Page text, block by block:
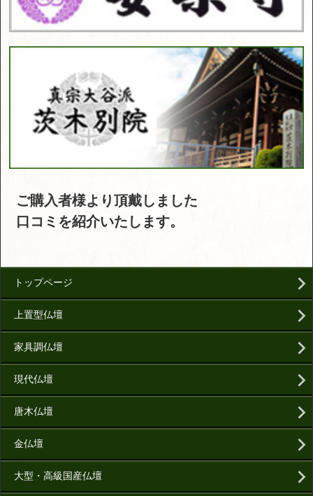
ご購入者様より頂戴しました
口コミを紹介いたします。
トップページ
上置型仏壇
家具調仏壇
現代仏壇
唐木仏壇
金仏壇
大型・高級国産仏壇